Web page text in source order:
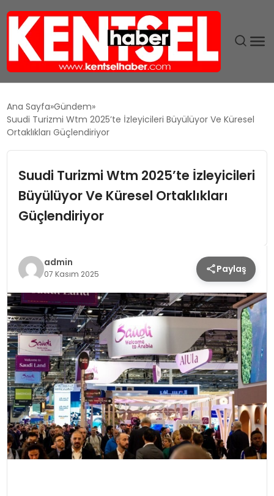
GÜNDEM
EĞITIM
TEKNOLOJI
MAGAZIN
KÜLTÜR & SANAT
SPOR
SAĞLIK
Ana Sayfa Gündem
Suudi Turizmi Wtm 2025’te İzleyicileri Büyülüyor Ve Küresel
Ortaklıkları Güçlendiriyor
Suudi Turizmi Wtm 2025’te İzleyicileri
Büyülüyor Ve Küresel Ortaklıkları
Güçlendiriyor
admin
07 Kasım 2025 Paylaş